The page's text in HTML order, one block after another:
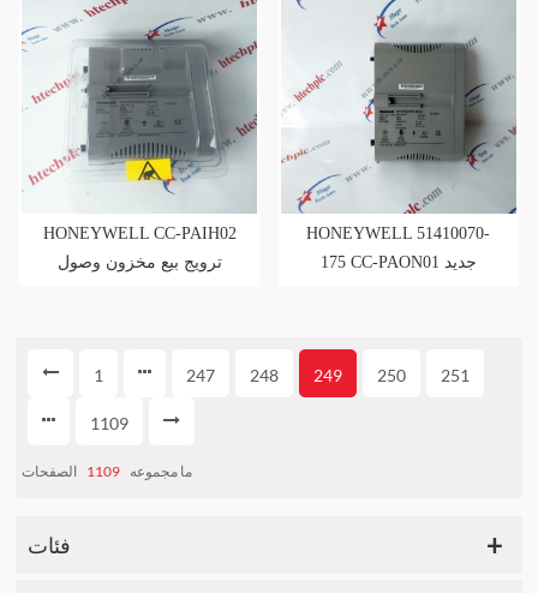
HONEYWELL CC-PAIH02
ترويج بيع مخزون وصول
HONEYWELL 51410070-
175 CC-PAON01 جديد
1 247 248 249 250 251
1109
ما مجموعه 1109 الصفحات
فئات